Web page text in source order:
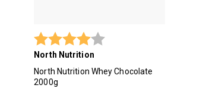
Betyg:
North Nutrition
North Nutrition Whey Chocolate
2000g